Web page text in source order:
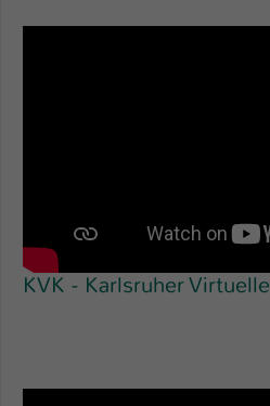
KVK - Karlsruher